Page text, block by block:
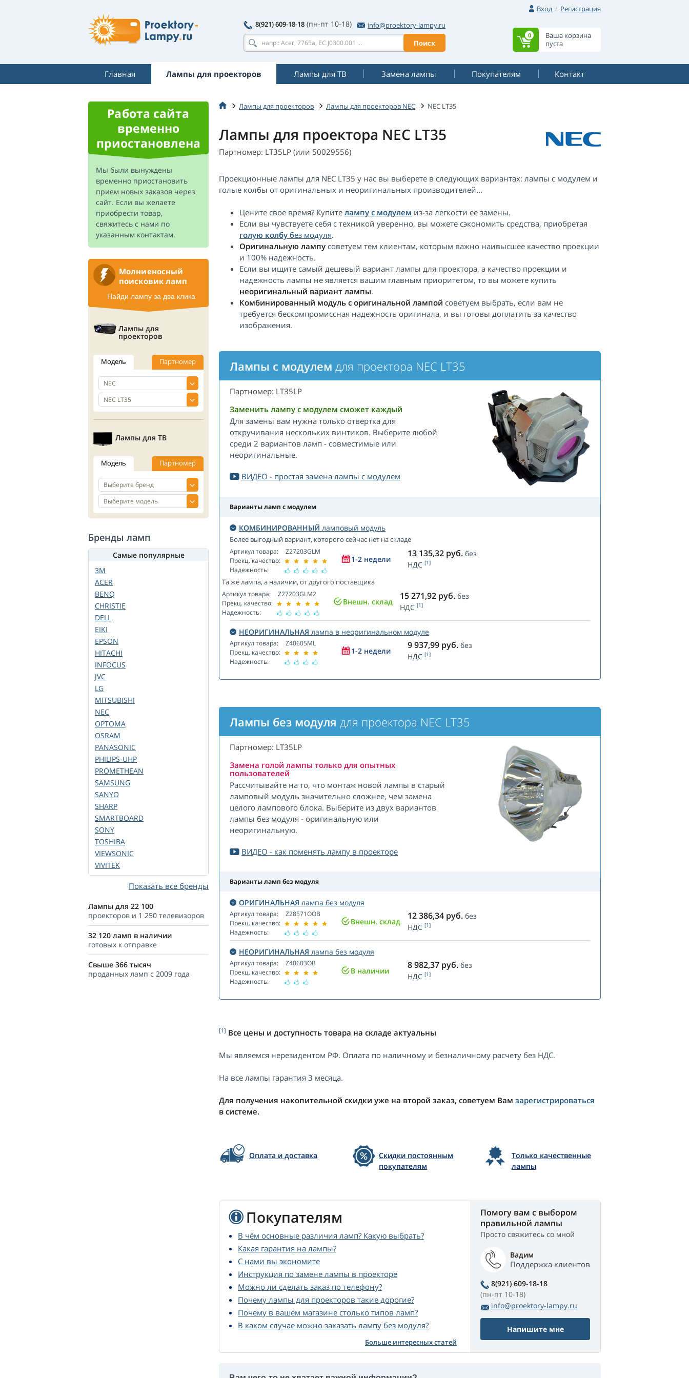
Вход
Регистрация
8(921) 609-18-18 (пн-пт 10-18)
info@proektory-lampy.ru
Поиск
Ваша корзина
пуста
0
Главная Лампы для проекторов Лампы для ТВ Замена лампы Покупателям Контакт
Лампы для проекторов Лампы для проекторов NEC NEC LT35
Лампы для проектора NEC LT35
Партномер: LT35LP (или 50029556)
Проекционные лампы для NEC LT35 у нас вы выберете в следующих вариантах: лампы с модулем и
голые колбы от оригинальных и неоригинальных производителей...
Цените свое время? Купите лампу с модулем из-за легкости ее замены.
Если вы чувствуете себя с техникой уверенно, вы можете сэкономить средства, приобретая
голую колбу без модуля.
Оригинальную лампу советуем тем клиентам, которым важно наивысшее качество проекции
и 100% надежность.
Если вы ищите самый дешевый вариант лампы для проектора, а качество проекции и
надежность лампы не является вашим главным приоритетом, то вы можете купить
неоригинальный вариант лампы.
Комбинированный модуль с оригинальной лампой советуем выбрать, если вам не
требуется бескомпромиссная надежность оригинала, и вы готовы доплатить за качество
изображения.
Лампы с модулем для проектора NEC LT35
Партномер: LT35LP
Заменить лампу с модулем сможет каждый
Для замены вам нужна только отвертка для
откручивания нескольких винтиков. Выберите любой
среди 2 вариантов ламп - совместимые или
неоригинальные.
ВИДЕО - простая замена лампы с модулем
Варианты ламп с модулем
КОМБИНИРОВАННЫЙ ламповый модуль
Более выгодный вариант, которого сейчас нет на складе
Артикул товара:
Прекц. качество:
Надежность:
Z27203GLM
1-2 недели
13 135,32 руб. без
НДС [1]
Та же лампа, а наличии, от другого поставщика
Артикул товара:
Прекц. качество:
Надежность:
Z27203GLM2
Внешн. склад
15 271,92 руб. без
НДС [1]
НЕОРИГИНАЛЬНАЯ лампа в неоригинальном модуле
Артикул товара:
Прекц. качество:
Надежность:
Z40605ML
1-2 недели
9 937,99 руб. без
НДС [1]
Лампы без модуля для проектора NEC LT35
Партномер: LT35LP
Замена голой лампы только для опытных
пользователей
Рассчитывайте на то, что монтаж новой лампы в старый
ламповый модуль значительно сложнее, чем замена
целого лампового блока. Выберите из двух вариантов
лампы без модуля - оригинальную или
неоригинальную.
ВИДЕО - как поменять лампу в проекторе
Варианты ламп без модуля
ОРИГИНАЛЬНАЯ лампа без модуля
Артикул товара:
Прекц. качество:
Надежность:
Z28571OOB
Внешн. склад
12 386,34 руб. без
НДС [1]
НЕОРИГИНАЛЬНАЯ лампа без модуля
Артикул товара:
Прекц. качество:
Надежность:
Z40603OB
В наличии
8 982,37 руб. без
НДС [1]
[1] Все цены и доступность товара на складе актуальны
Мы являемся нерезидентом РФ. Оплата по наличному и безналичному расчету без НДС.
На все лампы гарантия 3 месяца.
Для получения накопительной скидки уже на второй заказ, советуем Вам зарегистрироваться
в системе.
Оплата и доставка
Скидки постоянным
покупателям
Только качественные
лампы
Покупателям
В чём основные различия ламп? Какую выбрать?
Какая гарантия на лампы?
С нами вы экономите
Инструкция по замене лампы в проекторе
Можно ли сделать заказ по телефону?
Почему лампы для проекторов такие дорогие?
Почему в вашем магазине столько типов ламп?
В каком случае можно заказать лампу без модуля?
Больше интересных статей
Помогу вам с выбором
правильной лампы
Просто свяжитесь со мной
Вадим
Поддержка клиентов
8(921) 609-18-18
(пн-пт 10-18)
info@proektory-lampy.ru
Напишите мне
Работа сайта
временно
приостановлена
Мы были вынуждены
временно приостановить
прием новых заказов через
сайт. Если вы желаете
приобрести товар,
свяжитесь с нами по
указанным контактам.
Молниеносный
поисковик ламп
Найди лампу за два клика
Лампы для
проекторов
Модель Партномер
Лампы для ТВ
Модель Партномер
Бренды ламп
Самые популярные
3M
ACER
BENQ
CHRISTIE
DELL
EIKI
EPSON
HITACHI
INFOCUS
JVC
LG
MITSUBISHI
NEC
OPTOMA
OSRAM
PANASONIC
PHILIPS-UHP
PROMETHEAN
SAMSUNG
SANYO
SHARP
SMARTBOARD
SONY
TOSHIBA
VIEWSONIC
VIVITEK
Показать все бренды
Лампы для 22 100
проекторов и 1 250 телевизоров
32 120 ламп в наличии
готовых к отправке
Свыше 366 тысяч
проданных ламп с 2009 года